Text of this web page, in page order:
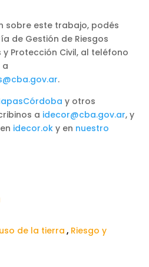
sobre este trabajo, podés
de Gestión de Riesgos
Protección Civil, al teléfono
a
.
y otros
a idecor@cba.gov.ar, y
idecor.ok y en nuestro
de la tierra , Riesgo y